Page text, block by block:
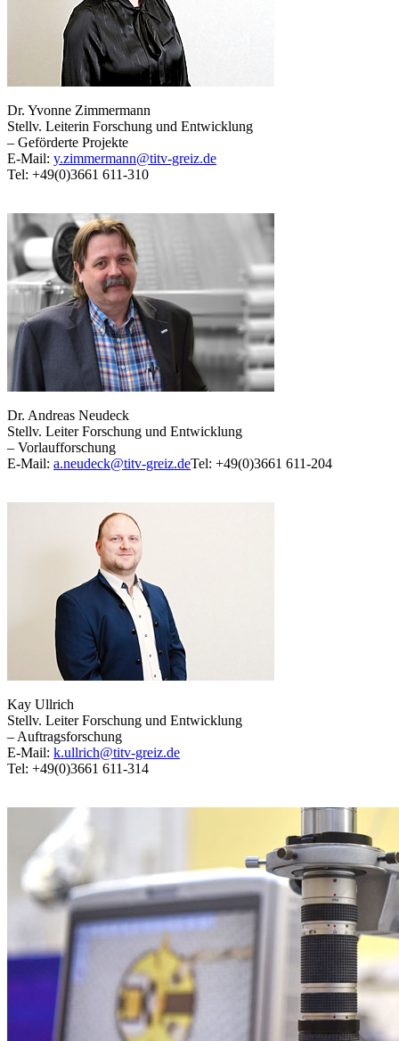
Dr. Yvonne Zimmermann
Stellv. Leiterin Forschung und Entwicklung
– Geförderte Projekte
E-Mail: y.zimmermann@titv-greiz.de
Tel: +49(0)3661 611-310
Dr. Andreas Neudeck
Stellv. Leiter Forschung und Entwicklung
– Vorlaufforschung
E-Mail: a.neudeck@titv-greiz.deTel: +49(0)3661 611-204
Kay Ullrich
Stellv. Leiter Forschung und Entwicklung
– Auftragsforschung
E-Mail: k.ullrich@titv-greiz.de
Tel: +49(0)3661 611-314